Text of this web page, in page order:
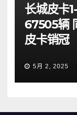
长城皮卡
67505辆
皮卡销冠
5月 2, 2025